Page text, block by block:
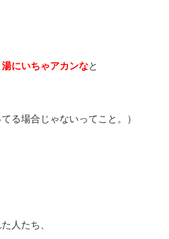
にいちゃアカンなと
る場合じゃないってこと。）
人たち、